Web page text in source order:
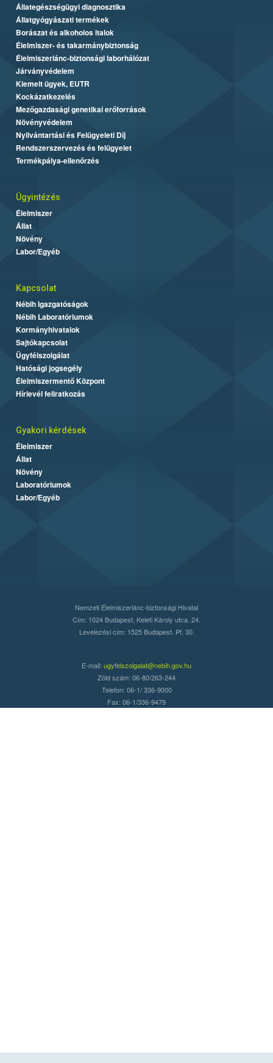
Állategészségügyi diagnosztika
Állatgyógyászati termékek
Borászat és alkoholos italok
Élelmiszer- és takarmánybiztonság
Élelmiszerlánc-biztonsági laborhálózat
Járványvédelem
Kiemelt ügyek, EUTR
Kockázatkezelés
Mezőgazdasági genetikai erőforrások
Növényvédelem
Nyilvántartási és Felügyeleti Díj
Rendszerszervezés és felügyelet
Termékpálya-ellenőrzés
Ügyintézés
Élelmiszer
Állat
Növény
Labor/Egyéb
Kapcsolat
Nébih Igazgatóságok
Nébih Laboratóriumok
Kormányhivatalok
Sajtókapcsolat
Ügyfélszolgálat
Hatósági jogsegély
Élelmiszermentő Központ
Hírlevél feliratkozás
Gyakori kérdések
Élelmiszer
Állat
Növény
Laboratóriumok
Labor/Egyéb
Nemzeti Élelmiszerlánc-biztonsági Hivatal
Cím: 1024 Budapest, Keleti Károly utca. 24.
Levelezési cím: 1525 Budapest. Pf. 30.
E-mail: ugyfelszolgalat@nebih.gov.hu
Zöld szám: 06-80/263-244
Telefon: 06-1/ 336-9000
Fax: 06-1/336-9479